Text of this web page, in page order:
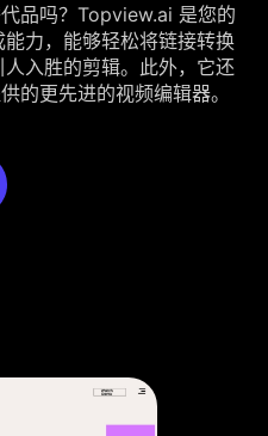
品吗？Topview.ai 是您的
力，能够轻松将链接转换
入胜的剪辑。此外，它还
的更先进的视频编辑器。